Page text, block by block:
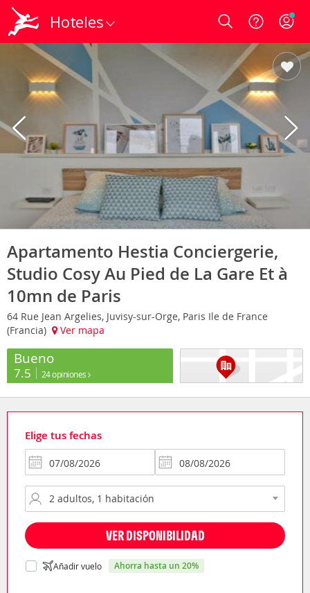
Hoteles Login
Apartamento Hestia Conciergerie,
Studio Cosy Au Pied de La Gare Et à
10mn de Paris
64 Rue Jean Argelies, Juvisy-sur-Orge, Paris Ile de France
(Francia)
Ver mapa
Bueno
7.5 24 opiniones
Elige tus fechas
VER DISPONIBILIDAD
Añadir vuelo ahorra hasta un 20%